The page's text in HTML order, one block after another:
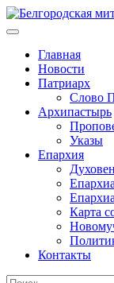
Главная
Новости
Патриарх
Слово
Архипастырь
Указы
Епархия
Карта
Контакты